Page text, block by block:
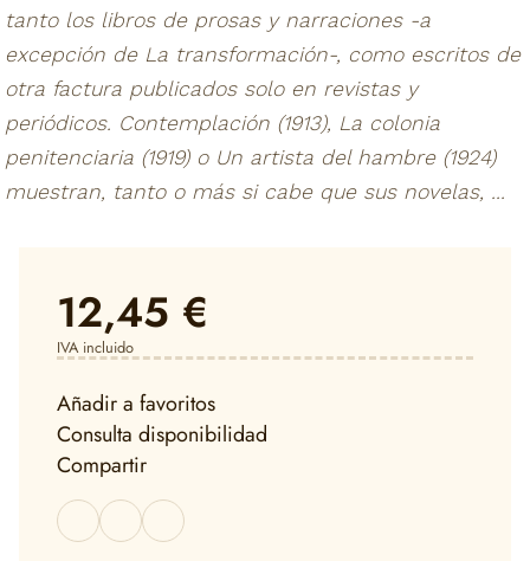
tanto los libros de prosas y narraciones -a
excepción de La transformación-, como escritos de
otra factura publicados solo en revistas y
periódicos. Contemplación (1913), La colonia
penitenciaria (1919) o Un artista del hambre (1924)
muestran, tanto o más si cabe que sus novelas, ...
12,45 €
IVA incluido
Añadir a favoritos
Consulta disponibilidad
Compartir